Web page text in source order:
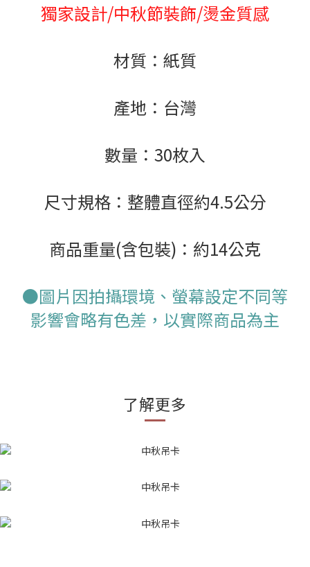
獨家設計/中秋節裝飾/燙金質感
材質：紙質
產地：台灣
數量：30枚入
尺寸規格：整體直徑約4.5公分
商品重量(含包裝)：約14公克
●圖片因拍攝環境、螢幕設定不同等
影響會略有色差，以實際商品為主
了解更多